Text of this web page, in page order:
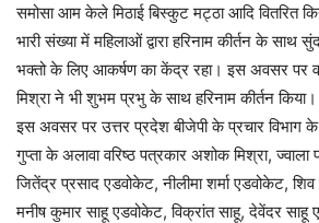
समोसा आम केले मिठाई बिस्कुट मट्ठा आदि वितरित
भारी संख्या में महिलाओं द्वारा हरिनाम कीर्तन के साथ
भक्तो के लिए आकर्षण का केंद्र रहा। इस अवसर पर
मिश्रा ने भी शुभम प्रभु के साथ हरिनाम कीर्तन किया।
इस अवसर पर उत्तर प्रदेश बीजेपी के प्रचार विभाग
गुप्ता के अलावा वरिष्ठ पत्रकार अशोक मिश्रा, ज्वाला
जितेंद्र प्रसाद एडवोकेट, नीलीमा शर्मा एडवोकेट,
मनीष कुमार साहू एडवोकेट, विक्रांत साहू, देवेंदर साहू